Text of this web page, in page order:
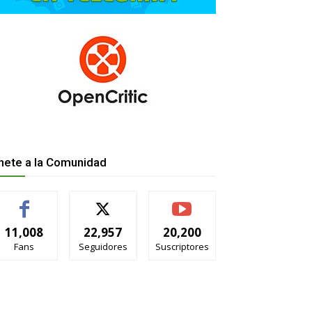
a la Comunidad
11,008
Fans
22,957
Seguidores
20,200
Suscriptores